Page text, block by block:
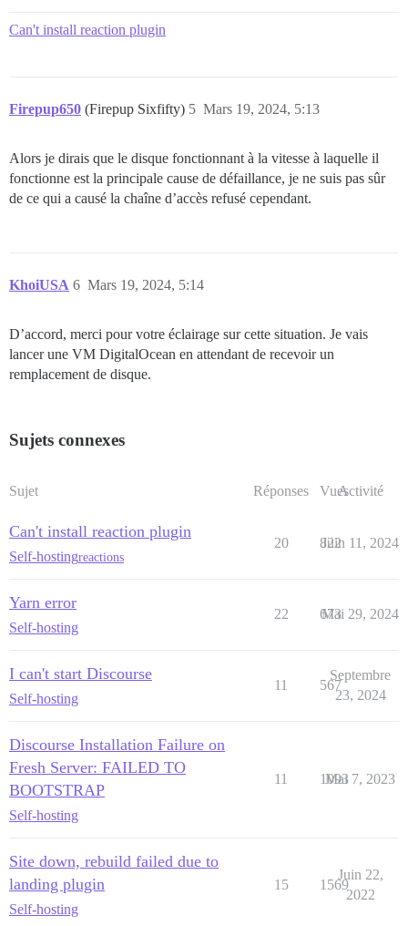
Can't install reaction plugin
Firepup650 (Firepup Sixfifty) Mars 19, 2024, 5:13
5
Alors je dirais que le disque fonctionnant à la vitesse à laquelle il
fonctionne est la principale cause de défaillance, je ne suis pas sûr
de ce qui a causé la chaîne d’accès refusé cependant.
KhoiUSA Mars 19, 2024, 5:14
6
D’accord, merci pour votre éclairage sur cette situation. Je vais
lancer une VM DigitalOcean en attendant de recevoir un
remplacement de disque.
Sujets connexes
Sujet Réponses VuesActivité
Can't install reaction plugin
Self-hostingreactions
20 822
Juin 11, 2024
Yarn error
Self-hosting
22 673
Mai 29, 2024
I can't start Discourse
Self-hosting
11 567
Septembre
23, 2024
Discourse Installation Failure on
Fresh Server: FAILED TO
BOOTSTRAP
Self-hosting
11 1093
Mai 7, 2023
Site down, rebuild failed due to
landing plugin
Self-hosting
15 1569
Juin 22,
2022